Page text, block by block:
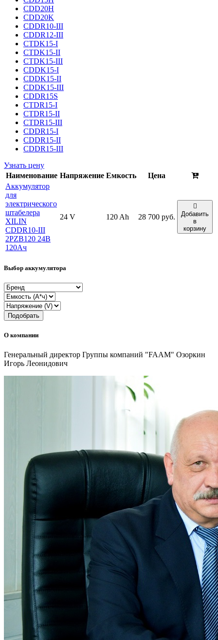
CDD20H
CDD20K
CDDR10-III
CDDR12-III
CTDK15-I
CTDK15-II
CTDK15-III
CDDK15-I
CDDK15-II
CDDK15-III
CDDR15S
CTDR15-I
CTDR15-II
CTDR15-III
CDDR15-I
CDDR15-II
CDDR15-III
Узнать цену
Наименование Напряжение Емкость
Цена
Аккумулятор
для
электрического
штабелера
XILIN
CDDR10-III
2PZB120 24В
120Ач
24 V 120 Ah 28 700 руб.
Добавить
в
корзину
Выбор аккумулятора
Подобрать
О компании
Генеральный директор Группы компаний "FAAM" Озоркин
Игорь Леонидович